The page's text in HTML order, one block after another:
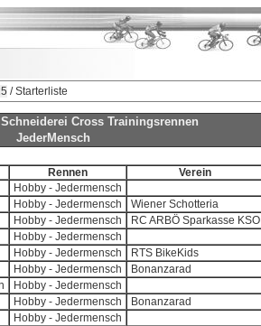
/ Starterliste
Cross Trainingsrennen
JederMensch
Rennen
Verein
Hobby - Jedermensch
Hobby - Jedermensch
Wiener Schotteria
Hobby - Jedermensch
RC ARBÖ Sparkasse KSO
Hobby - Jedermensch
Hobby - Jedermensch
RTS BikeKids
Hobby - Jedermensch
Bonanzarad
Hobby - Jedermensch
Hobby - Jedermensch
Bonanzarad
Hobby - Jedermensch